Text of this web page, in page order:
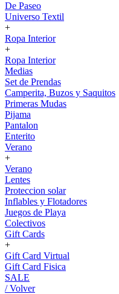
De Paseo
Universo Textil
+
Ropa Interior
+
Ropa Interior
Medias
Set de Prendas
Camperita, Buzos y Saquitos
Primeras Mudas
Pijama
Pantalon
Enterito
Verano
+
Verano
Lentes
Proteccion solar
Inflables y Flotadores
Juegos de Playa
Colectivos
Gift Cards
+
Gift Card Virtual
Gift Card Fisica
SALE
/ Volver